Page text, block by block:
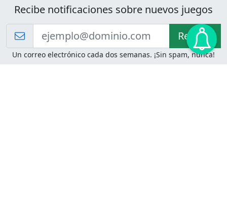
Recibe notificaciones sobre nuevos juegos
Recibir!
Un correo electrónico cada dos semanas. ¡Sin spam, nunca!